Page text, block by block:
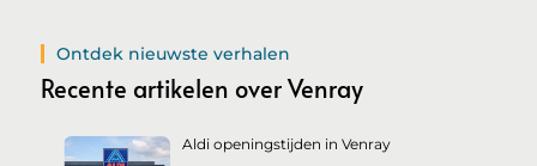
Ontdek nieuwste verhalen
Recente artikelen over Venray
Aldi openingstijden in Venray